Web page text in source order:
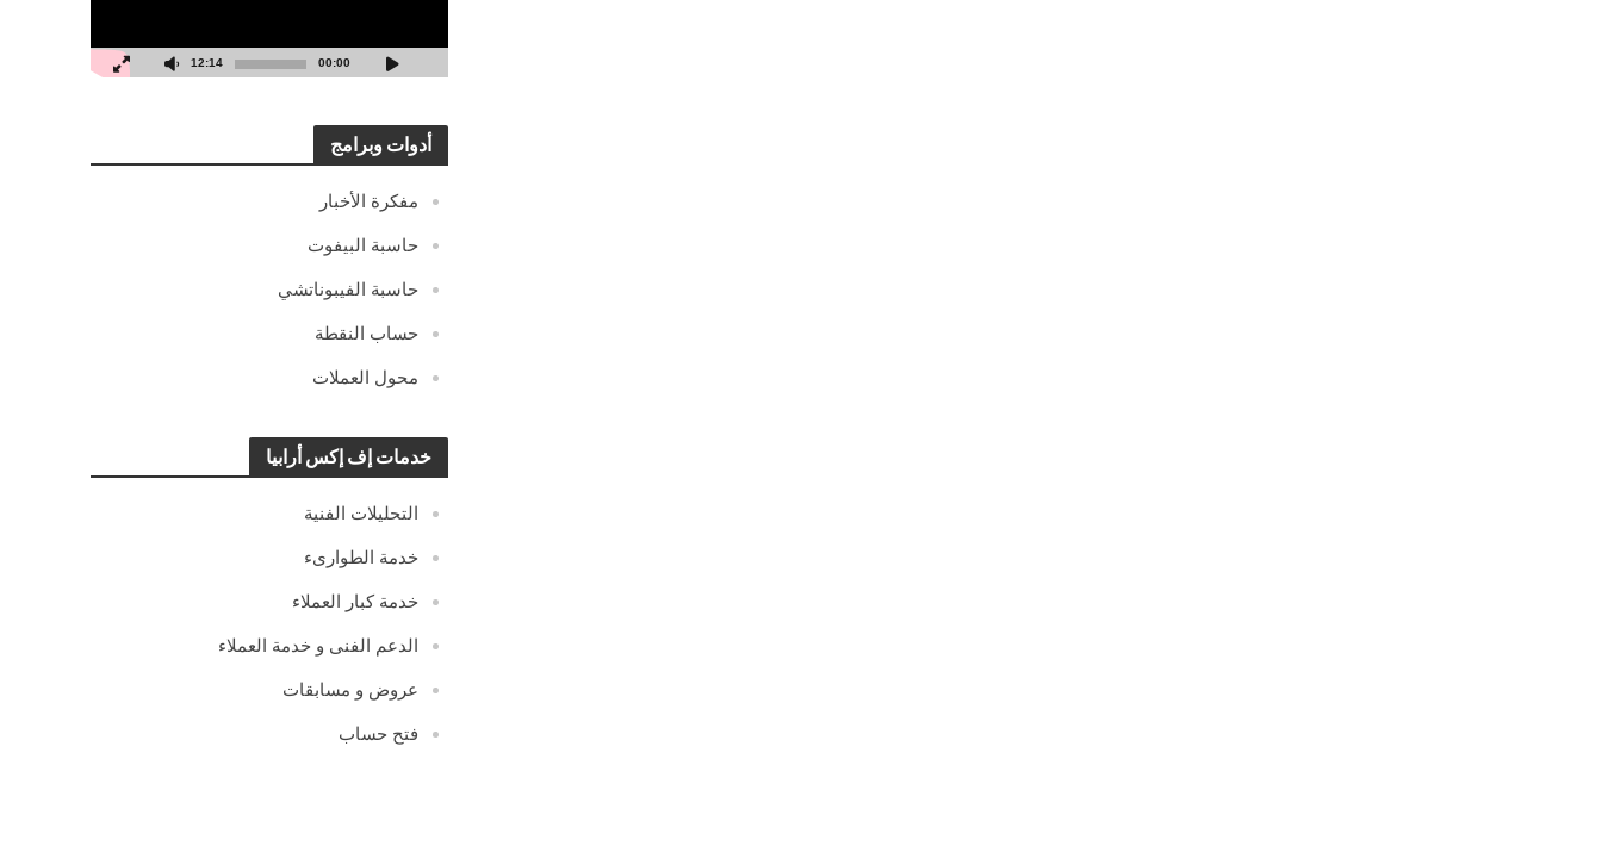
00:00
12:14
أدوات وبرامج
مفكرة الأخبار
حاسبة البيفوت
حاسبة الفيبوناتشي
حساب النقطة
محول العملات
خدمات إف إكس أرابيا
التحليلات الفنية
خدمة الطوارىء
خدمة كبار العملاء
الدعم الفنى و خدمة العملاء
عروض و مسابقات
فتح حساب